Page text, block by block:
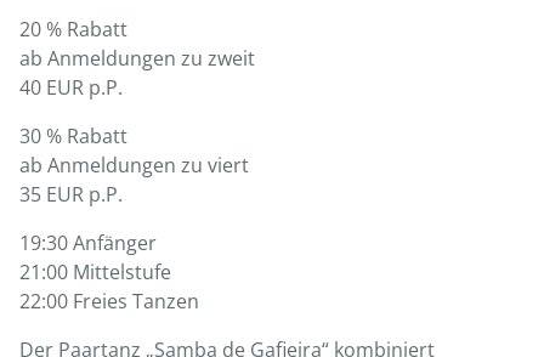
20 % Rabatt
ab Anmeldungen zu zweit
40 EUR p.P.
30 % Rabatt
ab Anmeldungen zu viert
35 EUR p.P.
19:30 Anfänger
21:00 Mittelstufe
22:00 Freies Tanzen
Der Paartanz „Samba de Gafieira“ kombiniert